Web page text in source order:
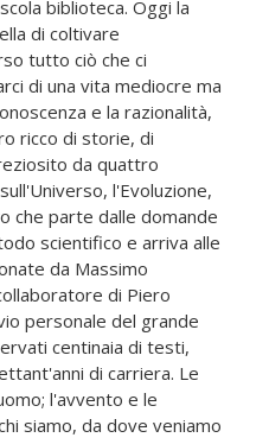
biblioteca. Oggi la
di coltivare
tutto ciò che ci
di una vita mediocre ma
e la razionalità,
ricco di storie, di
da quattro
l'Evoluzione,
che parte dalle domande
scientifico e arriva alle
da Massimo
di Piero
personale del grande
centinaia di testi,
di carriera. Le
l'avvento e le
siamo, da dove veniamo